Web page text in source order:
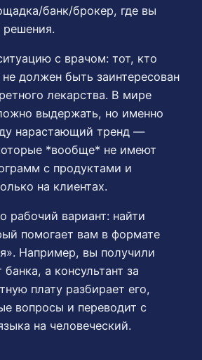
банк/брокер, где вы
решения.
с врачом: тот, кто
не должен быть заинтересован
лекарства. В мире
выдержать, но именно
нарастающий тренд —
*вообще* не имеют
с продуктами и
на клиентах.
рабочий вариант: найти
помогает вам в формате
Например, вы получили
а консультант за
плату разбирает его,
вопросы и переводит с
на человеческий.